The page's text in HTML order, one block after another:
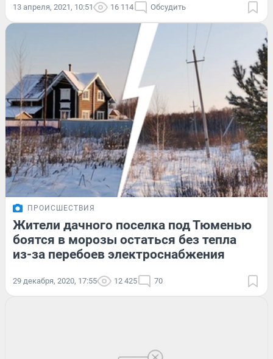
13 апреля, 2021, 10:51 16 114 Обсудить
ПРОИСШЕСТВИЯ
Жители дачного поселка под Тюменью
боятся в морозы остаться без тепла
из-за перебоев электроснабжения
29 декабря, 2020, 17:55 12 425 70